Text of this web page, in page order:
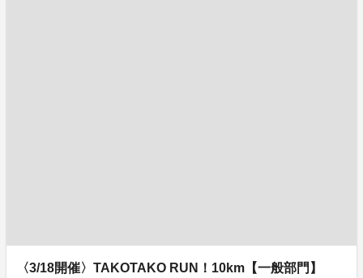
〈3/18開催〉TAKOTAKO RUN！10km【一般部門】